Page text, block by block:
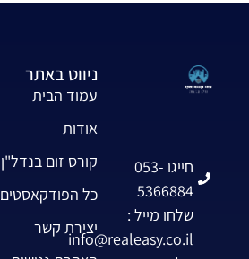
חייגו 053-
5366884
שלחו מייל :
info@realeasy.co.il
ניווט באתר
עמוד הבית
אודות
קורס זום בנדל"ן
כל הפודקאסטים
יצירת קשר